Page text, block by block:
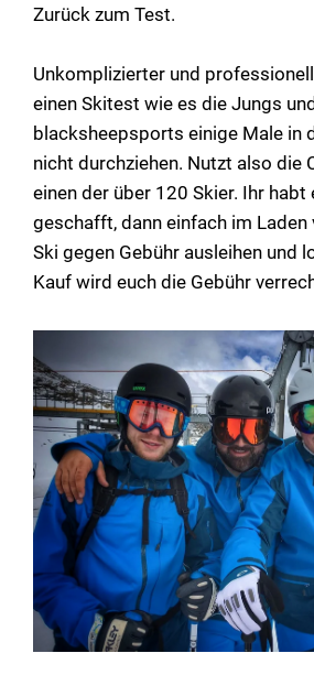
Zurück zum Test.
Unkomplizierter und
einen Skitest wie es die Jungs
blacksheepsports einige Male in
nicht durchziehen. Nutzt also die
einen der über 120 Skier. Ihr habt
geschafft, dann einfach im Laden
Ski gegen Gebühr ausleihen und
Kauf wird euch die Gebühr